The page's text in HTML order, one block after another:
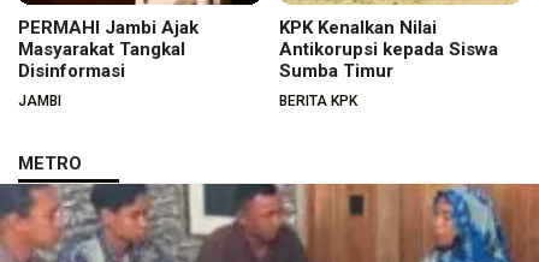
PERMAHI Jambi Ajak
Masyarakat Tangkal
Disinformasi
JAMBI
KPK Kenalkan Nilai
Antikorupsi kepada Siswa
Sumba Timur
BERITA KPK
METRO